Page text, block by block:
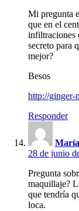
Mi pregunta
que en el
infiltraciones
secreto para
mejor?
Besos
http://ginger-
Responder
28 de junio
Pregunta
maquillaje?
que tendría
loca.